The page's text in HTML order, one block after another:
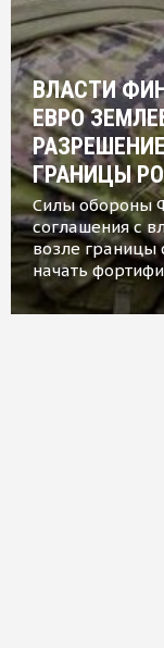
ВЛАСТИ
ЕВРО
ГРАНИЦЫ
Силы обороны
соглашения с
возле границы
начать